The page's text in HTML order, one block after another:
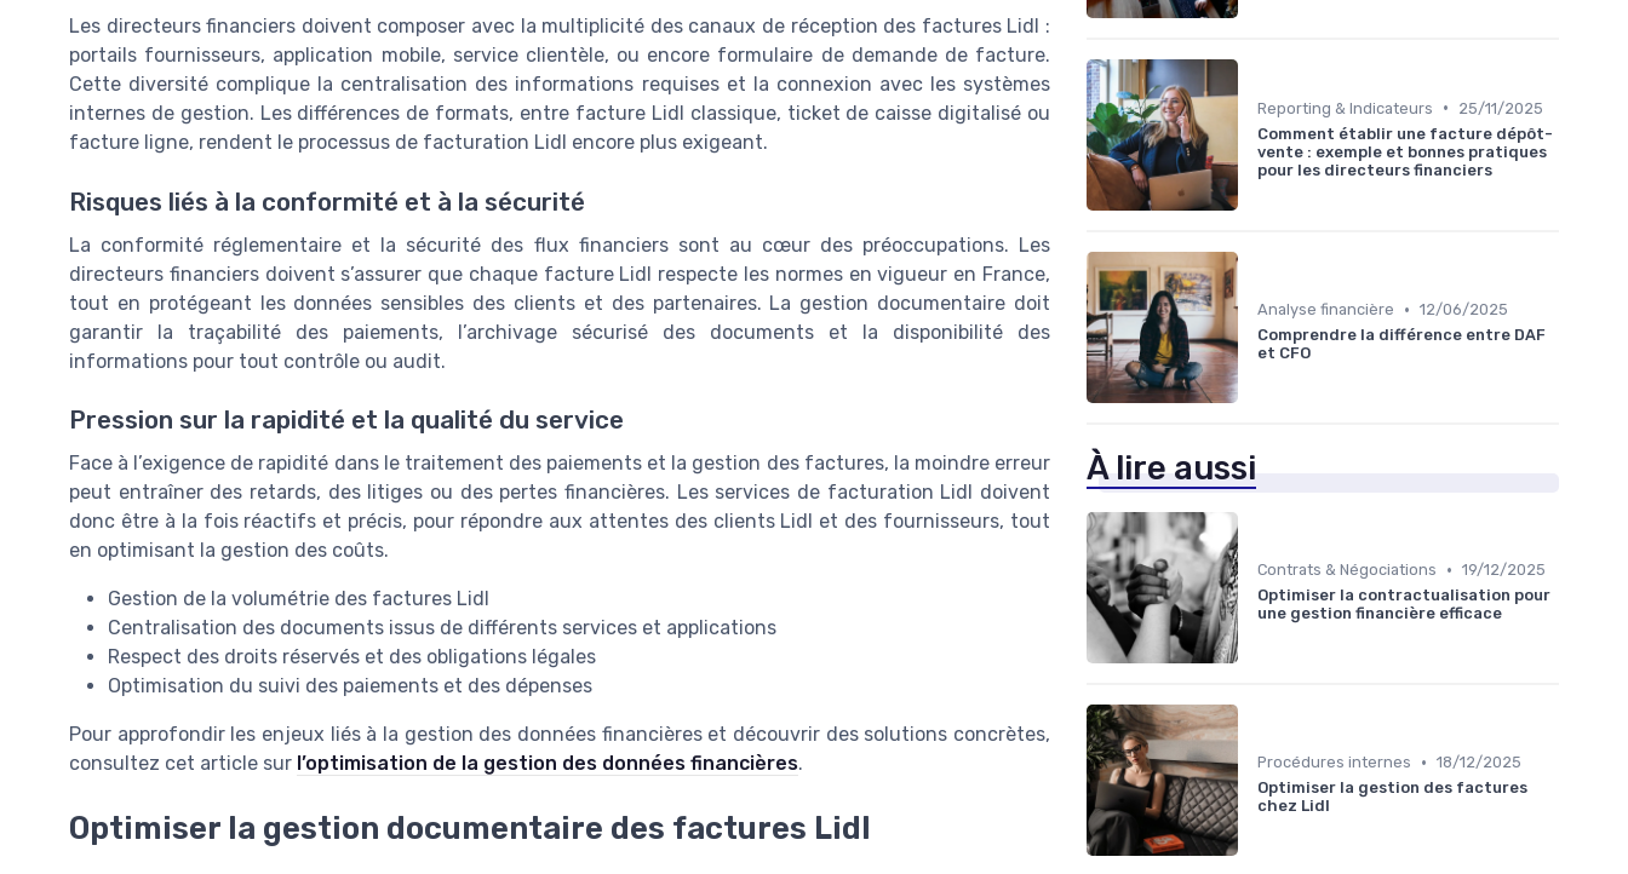
Les directeurs financiers doivent composer avec la multiplicité des canaux de réception des factures Lidl :
portails fournisseurs, application mobile, service clientèle, ou encore formulaire de demande de facture.
Cette diversité complique la centralisation des informations requises et la connexion avec les systèmes
internes de gestion. Les différences de formats, entre facture Lidl classique, ticket de caisse digitalisé ou
facture ligne, rendent le processus de facturation Lidl encore plus exigeant.
Risques liés à la conformité et à la sécurité
La conformité réglementaire et la sécurité des flux financiers sont au cœur des préoccupations. Les
directeurs financiers doivent s’assurer que chaque facture Lidl respecte les normes en vigueur en France,
tout en protégeant les données sensibles des clients et des partenaires. La gestion documentaire doit
garantir la traçabilité des paiements, l’archivage sécurisé des documents et la disponibilité des
informations pour tout contrôle ou audit.
Pression sur la rapidité et la qualité du service
Face à l’exigence de rapidité dans le traitement des paiements et la gestion des factures, la moindre erreur
peut entraîner des retards, des litiges ou des pertes financières. Les services de facturation Lidl doivent
donc être à la fois réactifs et précis, pour répondre aux attentes des clients Lidl et des fournisseurs, tout
en optimisant la gestion des coûts.
Gestion de la volumétrie des factures Lidl
Centralisation des documents issus de différents services et applications
Respect des droits réservés et des obligations légales
Optimisation du suivi des paiements et des dépenses
Pour approfondir les enjeux liés à la gestion des données financières et découvrir des solutions concrètes,
consultez cet article sur l’optimisation de la gestion des données financières.
Optimiser la gestion documentaire des factures Lidl
Reporting & Indicateurs •
25/11/2025
Comment établir une facture dépôt-
vente : exemple et bonnes pratiques
pour les directeurs financiers
Analyse financière • 12/06/2025
Comprendre la différence entre DAF
et CFO
À lire aussi
Contrats & Négociations • 19/12/2025
Optimiser la contractualisation pour
une gestion financière efficace
Procédures internes • 18/12/2025
Optimiser la gestion des factures
chez Lidl